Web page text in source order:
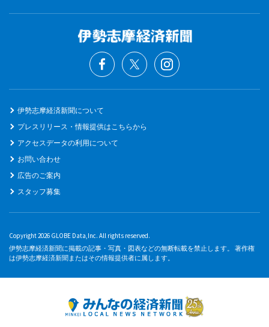
伊勢志摩経済新聞について
プレスリリース・情報提供はこちらから
アクセスデータの利用について
お問い合わせ
広告のご案内
スタッフ募集
Copyright 2026 GLOBE Data,Inc. All rights reserved.
伊勢志摩経済新聞に掲載の記事・写真・図表などの無断転載を禁止します。 著作権
は伊勢志摩経済新聞またはその情報提供者に属します。